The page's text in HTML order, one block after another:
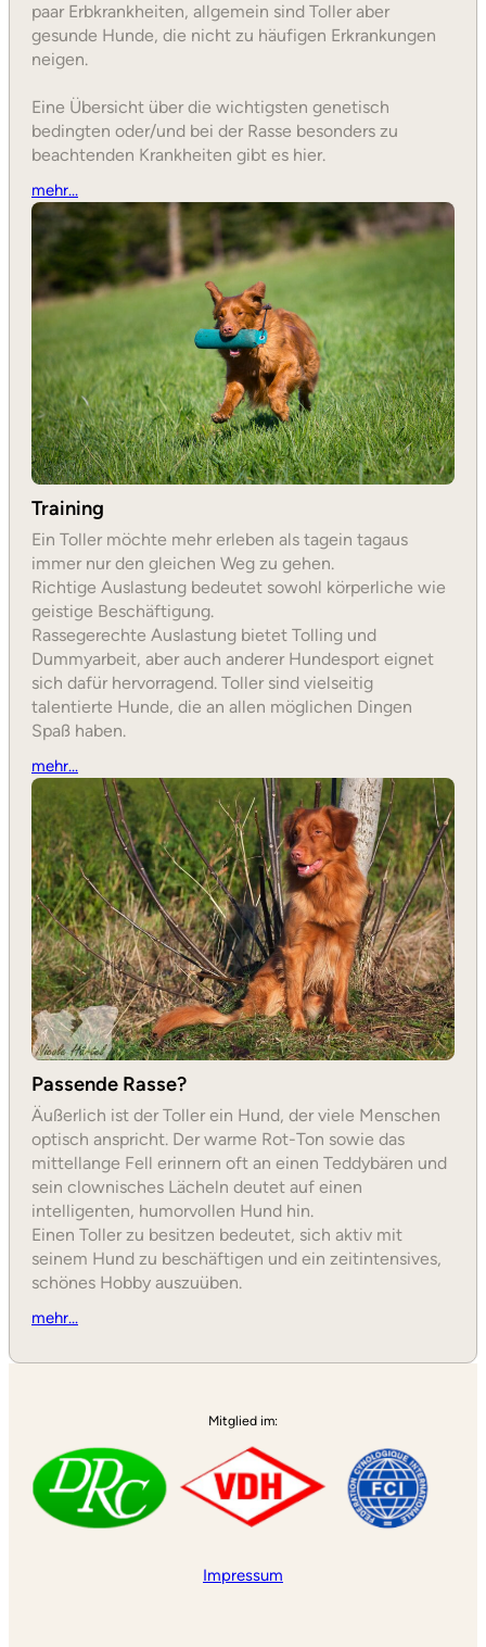
paar Erbkrankheiten, allgemein sind Toller aber
gesunde Hunde, die nicht zu häufigen Erkrankungen
neigen.
Eine Übersicht über die wichtigsten genetisch
bedingten oder/und bei der Rasse besonders zu
beachtenden Krankheiten gibt es hier.
mehr…
Training
Ein Toller möchte mehr erleben als tagein tagaus
immer nur den gleichen Weg zu gehen.
Richtige Auslastung bedeutet sowohl körperliche wie
geistige Beschäftigung.
Rassegerechte Auslastung bietet Tolling und
Dummyarbeit, aber auch anderer Hundesport eignet
sich dafür hervorragend. Toller sind vielseitig
talentierte Hunde, die an allen möglichen Dingen
Spaß haben.
mehr…
Passende Rasse?
Äußerlich ist der Toller ein Hund, der viele Menschen
optisch anspricht. Der warme Rot-Ton sowie das
mittellange Fell erinnern oft an einen Teddybären und
sein clownisches Lächeln deutet auf einen
intelligenten, humorvollen Hund hin.
Einen Toller zu besitzen bedeutet, sich aktiv mit
seinem Hund zu beschäftigen und ein zeitintensives,
schönes Hobby auszuüben.
mehr…
Mitglied im:
Impressum